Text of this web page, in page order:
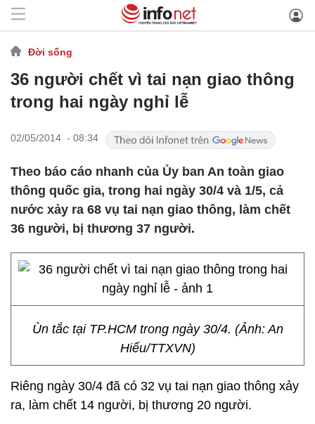
Đời sống
36 người chết vì tai nạn giao thông
trong hai ngày nghỉ lễ
02/05/2014 - 08:34
Theo báo cáo nhanh của Ủy ban An toàn giao
thông quốc gia, trong hai ngày 30/4 và 1/5, cả
nước xảy ra 68 vụ tai nạn giao thông, làm chết
36 người, bị thương 37 người.
Ùn tắc tại TP.HCM trong ngày 30/4. (Ảnh: An
Hiếu/TTXVN)
Riêng ngày 30/4 đã có 32 vụ tai nạn giao thông xảy
ra, làm chết 14 người, bị thương 20 người.